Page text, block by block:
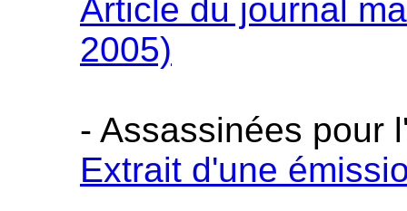
Article du journal
2005)
- Assassinées pour
Extrait d'une